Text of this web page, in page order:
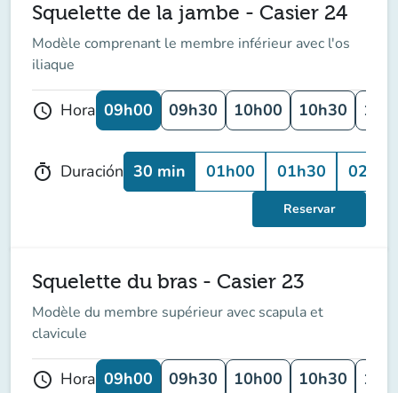
Squelette de la jambe - Casier 24
Modèle comprenant le membre inférieur avec l'os
iliaque
schedule Hora 09h00 09h30 10h00 10h30
timer Duración 30 min 01h00 01h30 02h00
Reservar
Squelette du bras - Casier 23
Modèle du membre supérieur avec scapula et
clavicule
schedule Hora 09h00 09h30 10h00 10h30